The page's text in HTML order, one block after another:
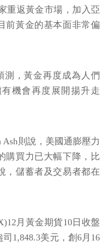
重返黃金市場，加入亞
前黃金的基本面非常偏
測，黃金再度成為人們
機會再度展開揚升走
則說，美國通膨壓力
購買力已大幅下降，比
，儲蓄者及交易者都在
月黃金期貨10日收盤
1,848.3美元，創6月16